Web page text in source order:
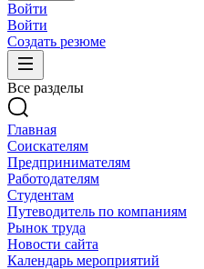
Войти
Войти
Создать резюме
Все разделы
Главная
Соискателям
Предпринимателям
Работодателям
Студентам
Путеводитель по компаниям
Рынок труда
Новости сайта
Календарь мероприятий